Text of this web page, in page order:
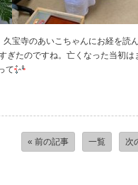
宝寺のあいこちゃんにお経を読
ぎたのですね。亡くなった当初
て
« 前の記事 一覧 次